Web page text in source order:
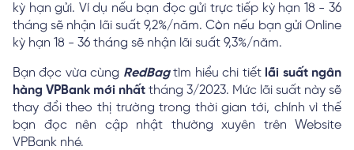
kỳ hạn gửi. Ví dụ nếu bạn đọc gửi trực tiếp kỳ hạn 18 - 36
tháng sẽ nhận lãi suất 9,2%/năm. Còn nếu bạn gửi Online
kỳ hạn 18 - 36 tháng sẽ nhận lãi suất 9,3%/năm.
Bạn đọc vừa cùng RedBagtìm hiểu chi tiếtlãi suất ngân
hàng VPBank mới nhất tháng 3/2023. Mức lãi suất này sẽ
thay đổi theo thị trường trong thời gian tới, chính vì thế
bạn đọc nên cập nhật thường xuyên trên Website
VPBank nhé.